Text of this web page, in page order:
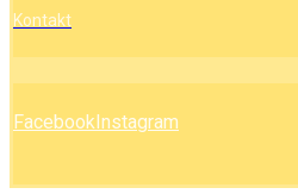
Kontakt
Facebook Instagram